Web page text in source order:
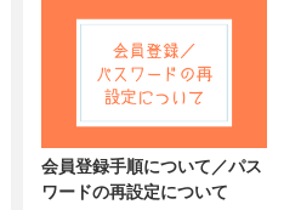
会員登録手順について／パス
ワードの再設定について